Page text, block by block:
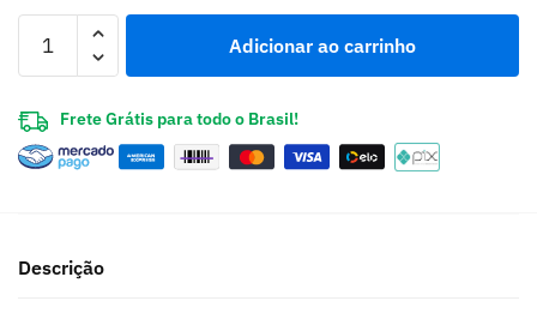
Adicionar ao carrinho
Frete Grátis para todo o Brasil!
Descrição